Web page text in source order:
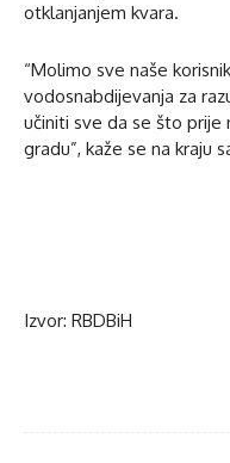
otklanjanjem kvara.
“Molimo sve naše
vodosnabdijevanja za
učiniti sve da se što prije
gradu”, kaže se na kraju
Izvor: RBDBiH